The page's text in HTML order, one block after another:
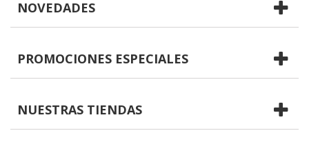
NOVEDADES
PROMOCIONES ESPECIALES
NUESTRAS TIENDAS